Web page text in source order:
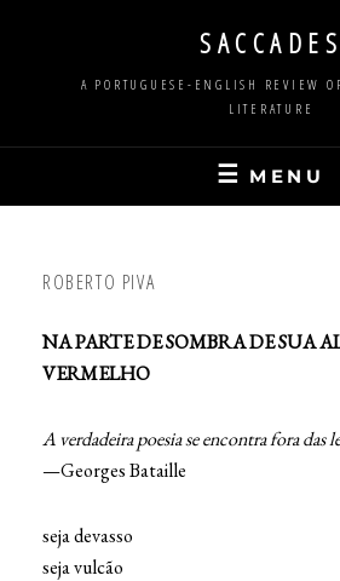
SACCADES
A PORTUGUESE-ENGLISH REVIEW
LITERATURE
MENU
ROBERTO PIVA
NA PARTE DE SOMBRA DE SUA
VERMELHO
A verdadeira poesia se encontra fora das
—Georges Bataille
seja devasso
seja vulcão